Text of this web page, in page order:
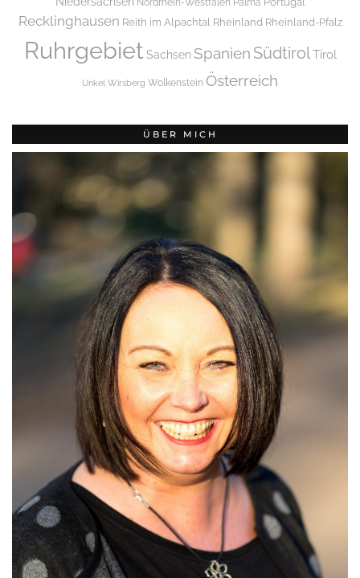
Nordrhein-Westfalen Palma
Recklinghausen Reith im Alpachtal Rheinland Rheinland-Pfalz
Ruhrgebiet Sachsen Spanien SüdtirolTirol
Unkel Wirsberg Wolkenstein Österreich
ÜBER MICH